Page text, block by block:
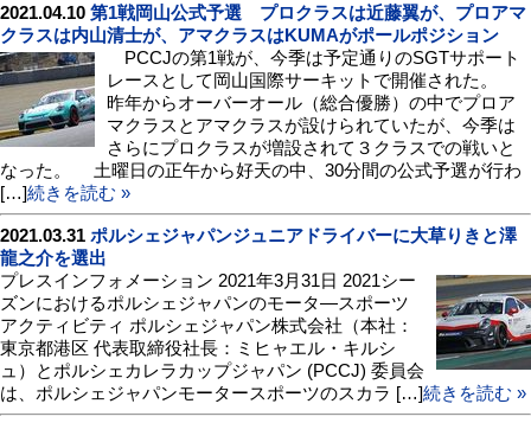
2021.04.10 第1戦岡山公式予選 プロクラスは近藤翼が、プロアマ
クラスは内山清士が、アマクラスはKUMAがポールポジション
PCCJの第1戦が、今季は予定通りのSGTサポート
レースとして岡山国際サーキットで開催された。
昨年からオーバーオール（総合優勝）の中でプロア
マクラスとアマクラスが設けられていたが、今季は
さらにプロクラスが増設されて３クラスでの戦いと
なった。 土曜日の正午から好天の中、30分間の公式予選が行わ
[…]続きを読む »
2021.03.31 ポルシェジャパンジュニアドライバーに大草りきと澤
龍之介を選出
プレスインフォメーション 2021年3月31日 2021シー
ズンにおけるポルシェジャパンのモータ―スポーツ
アクティビティ ポルシェジャパン株式会社（本社：
東京都港区 代表取締役社長：ミヒャエル・キルシ
ュ）とポルシェカレラカップジャパン (PCCJ) 委員会
は、ポルシェジャパンモータースポーツのスカラ […]続きを読む »